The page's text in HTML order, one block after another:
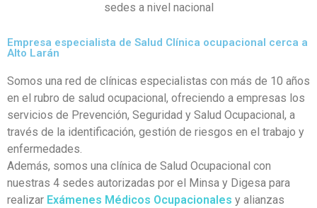
sedes a nivel nacional
Empresa especialista de Salud Clínica ocupacional cerca a
Alto Larán
Somos una red de clínicas especialistas con más de 10 años
en el rubro de salud ocupacional, ofreciendo a empresas los
servicios de Prevención, Seguridad y Salud Ocupacional, a
través de la identificación, gestión de riesgos en el trabajo y
enfermedades.
Además, somos una clínica de Salud Ocupacional con
nuestras 4 sedes autorizadas por el Minsa y Digesa para
realizar Exámenes Médicos Ocupacionales y alianzas